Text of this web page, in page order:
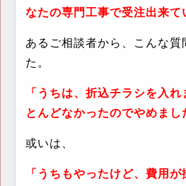
なたの専門工事で受注出来て
あるご相談者から、こんな質
た。
「うちは、折込チラシを入
とんどなかったのでやめまし
或いは、
「うちもやったけど、費用